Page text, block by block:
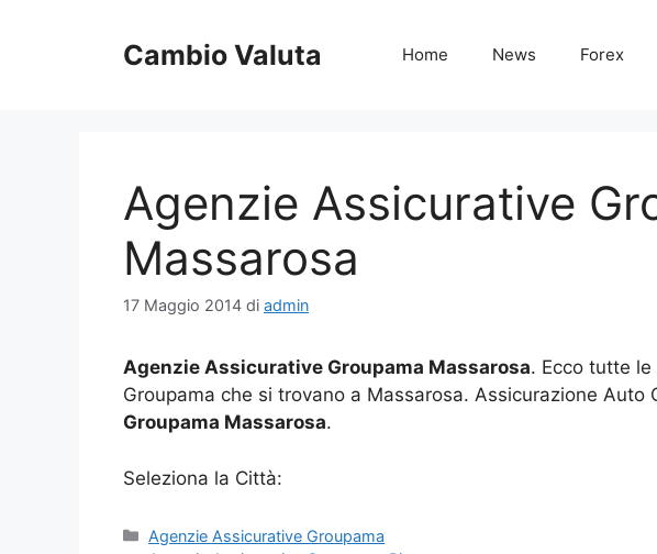
Cambio Valuta Home News Forex
Agenzie Assicurative
Massarosa
17 Maggio 2014 di admin
Agenzie Assicurative Groupama Massarosa. Ecco tutte
Groupama che si trovano a Massarosa. Assicurazione Auto
Groupama Massarosa.
Seleziona la Città:
Categorie
Agenzie Assicurative Groupama